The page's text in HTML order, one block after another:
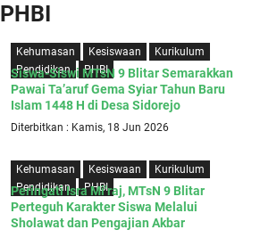
PHBI
Kehumasan Kesiswaan
Kurikulum
Pendidikan
PHBI
Siswa-Siswi MTsN 9 Blitar Semarakkan
Pawai Ta’aruf Gema Syiar Tahun Baru
Islam 1448 H di Desa Sidorejo
Diterbitkan : Kamis, 18 Jun 2026
Kehumasan Kesiswaan
Kurikulum
Pendidikan
PHBI
Peringati Isra Mi’raj, MTsN 9 Blitar
Perteguh Karakter Siswa Melalui
Sholawat dan Pengajian Akbar